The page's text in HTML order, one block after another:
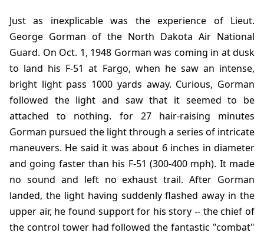
Just as inexplicable was the experience of Lieut.
George Gorman of the North Dakota Air National
Guard. On Oct. 1, 1948 Gorman was coming in at dusk
to land his F-51 at Fargo, when he saw an intense,
bright light pass 1000 yards away. Curious, Gorman
followed the light and saw that it seemed to be
attached to nothing. for 27 hair-raising minutes
Gorman pursued the light through a series of intricate
maneuvers. He said it was about 6 inches in diameter
and going faster than his F-51 (300-400 mph). It made
no sound and left no exhaust trail. After Gorman
landed, the light having suddenly flashed away in the
upper air, he found support for his story -- the chief of
the control tower had followed the fantastic "combat"